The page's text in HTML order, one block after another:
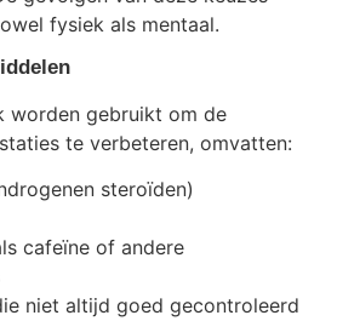
fysiek als mentaal.
worden gebruikt om de
te verbeteren, omvatten:
steroïden)
cafeïne of andere
niet altijd goed gecontroleerd